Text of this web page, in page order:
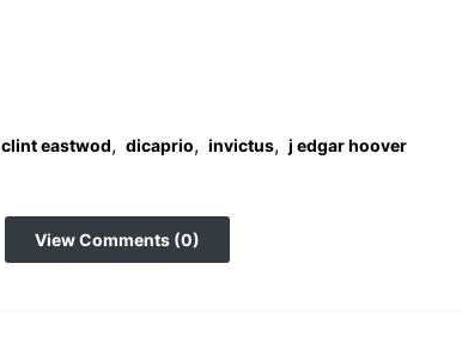
clint eastwod, dicaprio, invictus, j edgar hoover
View Comments (0)